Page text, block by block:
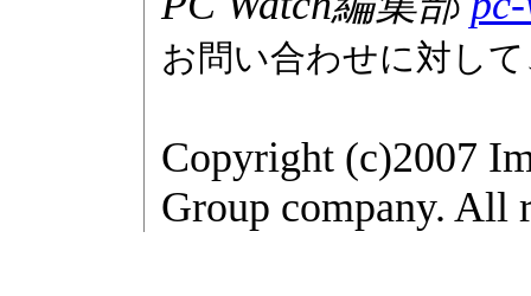
お問い合わせに対し
Copyright (c)2007
Group company. All